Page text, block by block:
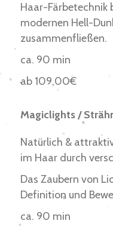
Haar-Färbetechnik
modernen Hell-
zusammenfließen.
ca. 90 min
ab 109,00€
Magiclights /
Natürlich &
im Haar durch
Das Zaubern von
Definition und
ca. 90 min